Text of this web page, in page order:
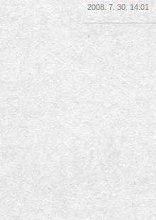
2008. 7. 30. 14:01